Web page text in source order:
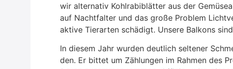
wir alter­na­tiv Kohl­ra­bi­blät­ter aus der
auf Nacht­fal­ter und das gro­ße Pro­blem
ak­ti­ve Tier­ar­ten schä­digt. Unse­re Bal­kons
In die­sem Jahr wur­den deut­lich sel­te­ner
den. Er bit­tet um Zäh­lun­gen im Rah­men des